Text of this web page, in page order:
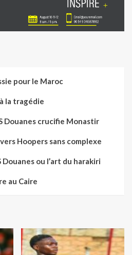
pour le Maroc
la tragédie
Douanes crucifie Monastir
Hoopers sans complexe
Douanes ou l’art du harakiri
au Caire